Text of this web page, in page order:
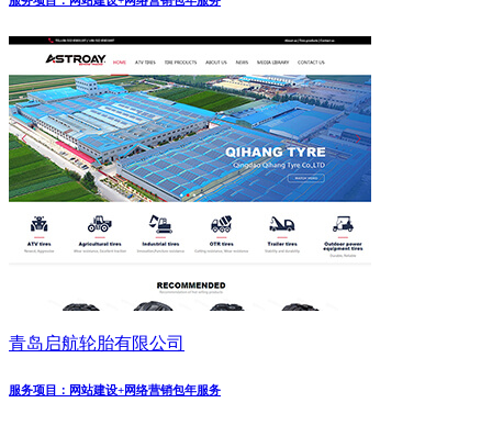
青岛启航轮胎有限公司
服务项目：网站建设+网络营销包年服务